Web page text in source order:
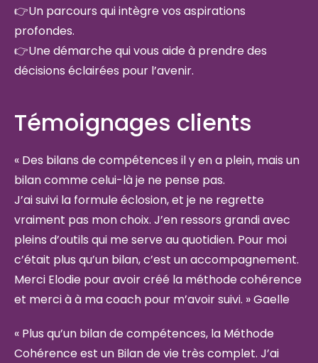
👉Un parcours qui intègre vos aspirations
profondes.
👉Une démarche qui vous aide à prendre des
décisions éclairées pour l’avenir.
Témoignages clients
« Des bilans de compétences il y en a plein, mais un
bilan comme celui-là je ne pense pas.
J’ai suivi la formule éclosion, et je ne regrette
vraiment pas mon choix. J’en ressors grandi avec
pleins d’outils qui me serve au quotidien. Pour moi
c’était plus qu’un bilan, c’est un accompagnement.
Merci Elodie pour avoir créé la méthode cohérence
et merci à à ma coach pour m’avoir suivi. » Gaelle
« Plus qu’un bilan de compétences, la Méthode
Cohérence est un Bilan de vie très complet. J’ai